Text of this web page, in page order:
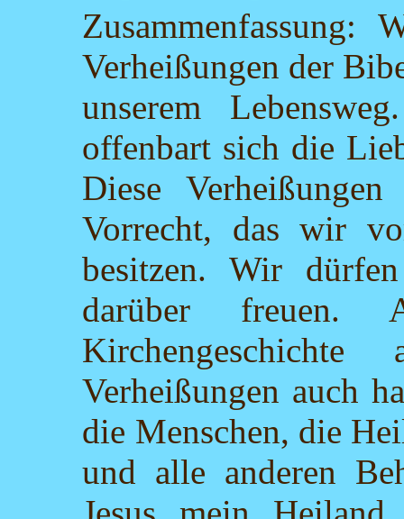
Zusammenfassung:
Verheißungen der
unserem
offenbart sich die
Diese
Vorrecht, das wir
besitzen. Wir
darüber
Verheißungen auch
die Menschen, die
und alle anderen